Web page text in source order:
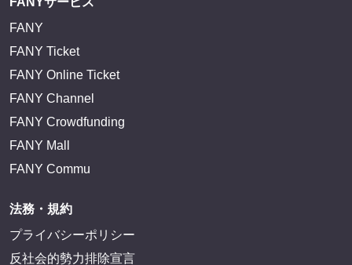
FANY
FANY Ticket
FANY Online Ticket
FANY Channel
FANY Crowdfunding
FANY Mall
FANY Commu
法務・規約
プライバシーポリシー
反社会的勢力排除宣言